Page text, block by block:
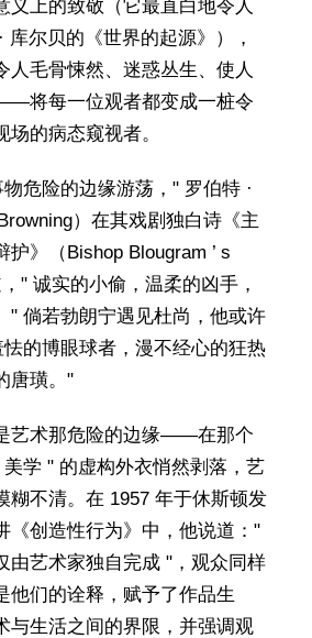
义上的致敬（它最直白地令人
库尔贝的《世界的起源》），
人毛骨悚然、迷惑丛生、使人
将每一位观者都变成一桩令
场的病态窥视者。
危险的边缘游荡，" 罗伯特 ·
）在其戏剧独白诗《主
护》（Bishop Blougram ’ s
" 诚实的小偷，温柔的凶手，
" 倘若勃朗宁遇见杜尚，他或许
的博眼球者，漫不经心的狂热
唐璜。"
艺术那危险的边缘——在那个
学 " 的虚构外衣悄然剥落，艺
糊不清。在 1957 年于休斯顿发
《创造性行为》中，他说道："
由艺术家独自完成 "，观众同样
们的诠释，赋予了作品生
与生活之间的界限，并强调观